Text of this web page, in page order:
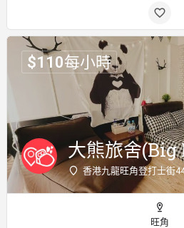
大熊旅舍
香港九龍旺角登打士街
$110每小時
旺角